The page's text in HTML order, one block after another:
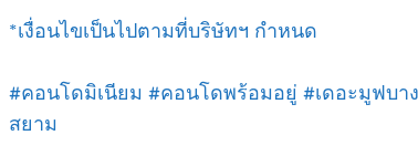
*เงื่อนไขเป็นไปตามที่บริษัทฯ กำหนด
#คอนโดมิเนียม #คอนโดพร้อมอยู่ #เดอะมูฟบา
สยาม